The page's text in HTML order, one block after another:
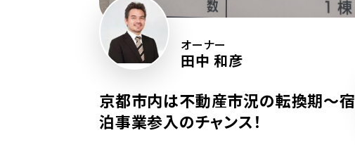
オーナー
田中 和彦
京都市内は不動産市況の転換期〜宿
泊事業参入のチャンス！